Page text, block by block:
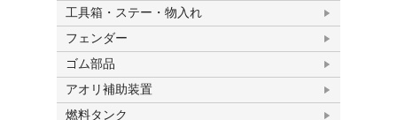
工具箱・ステー・物入れ
フェンダー
ゴム部品
アオリ補助装置
燃料タンク